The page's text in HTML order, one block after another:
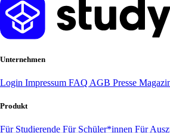
Unternehmen
Login Impressum FAQ AGB Presse
Produkt
Für Studierende Für Schüler*innen Für